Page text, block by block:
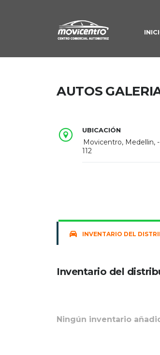
AUTOS
UBICACIÓN
Movicentro, Medellin,
112
INVENTARIO DEL
Inventario del
Ningún inventario